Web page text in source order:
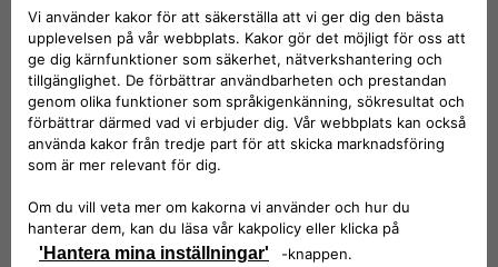
Färgterapi​
Förbättra ditt humör med färgterapin som din nya 600e
erbjuder! Du har 64 möjliga kombinationer, det vill säga 64
gånger fler förändringar för att ha en bra dag, varje dag!